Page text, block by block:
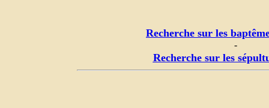
Recherche sur les
-
Recherche sur les